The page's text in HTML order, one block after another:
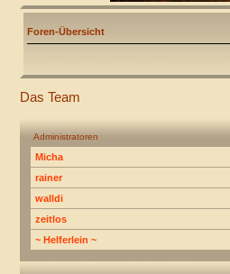
Foren-Übersicht
Das Team
Administratoren
Micha
rainer
walldi
zeitlos
~ Helferlein ~